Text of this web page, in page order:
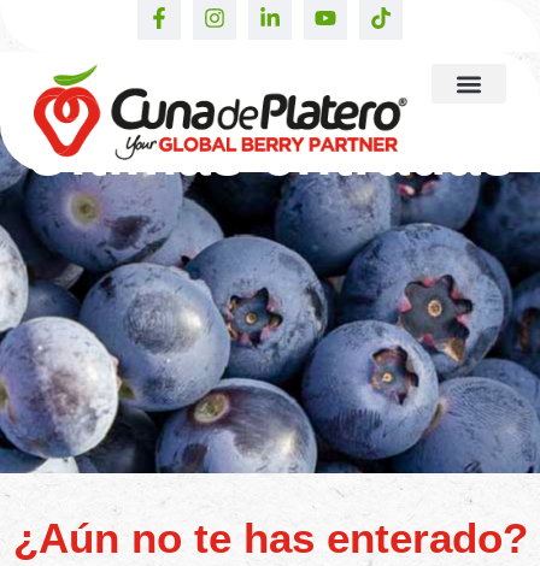
Últimas entradas
¿Aún no te has enterado?